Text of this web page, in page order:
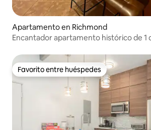
Apartamento en Richmond
Encantador apartamento histórico de
Favorito entre huéspedes
Favorito entre huéspedes